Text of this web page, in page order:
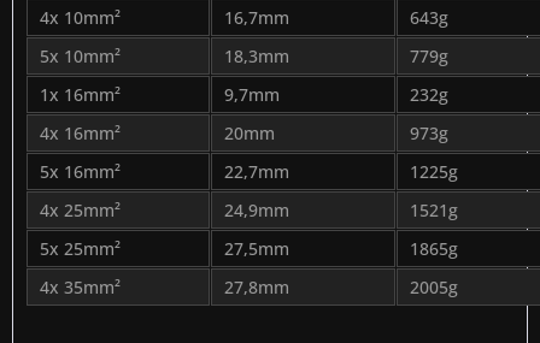
4x 10mm²
16,7mm
643g
5x 10mm²
18,3mm
779g
1x 16mm²
9,7mm
232g
4x 16mm²
20mm
973g
5x 16mm²
22,7mm
1225g
4x 25mm²
24,9mm
1521g
5x 25mm²
27,5mm
1865g
4x 35mm²
27,8mm 2005g